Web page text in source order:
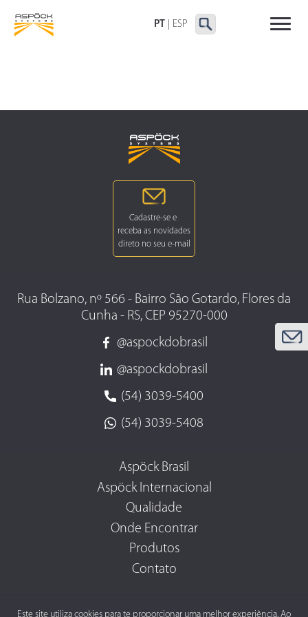
PT ESP
DELIMITADORAS E
LATERAIS
Este site utiliza cookies para te proporcionar uma melhor experiência. Ao
Rua Bolzano, nº 566 - Bairro São Gotardo, Flores da
Cunha - RS, CEP 95270-000
@aspockdobrasil
@aspockdobrasil
(54) 3039-5400
(54) 3039-5408
Aspöck Brasil
Aspöck Internacional
Qualidade
Onde Encontrar
Produtos
Contato